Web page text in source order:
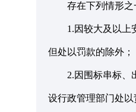
存在下列情形之
1.因较大及以上安
但处以罚款的除外；
2.因围标串标、出
设行政管理部门处